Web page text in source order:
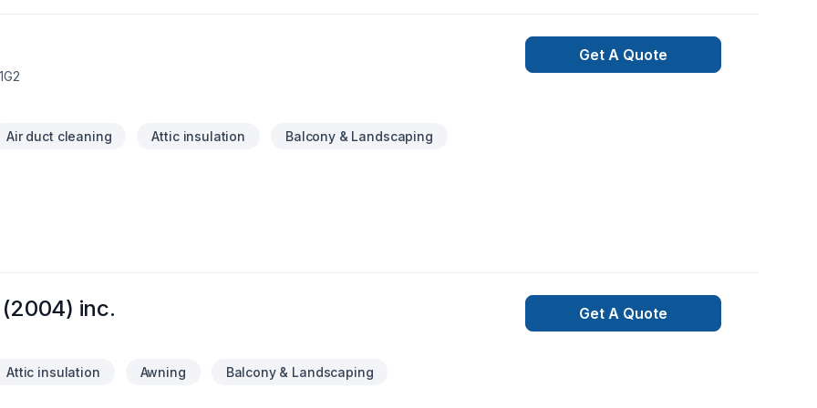
Air duct cleaning Attic insulation Balcony & Landscaping
Get A Quote
inc.
Attic insulation Awning Balcony & Landscaping
Get A Quote